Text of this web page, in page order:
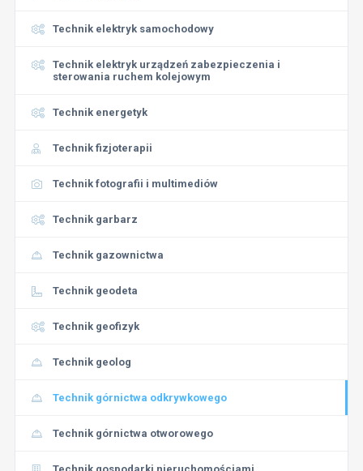
Technik elektryk samochodowy
Technik elektryk urządzeń zabezpieczenia i
sterowania ruchem kolejowym
Technik energetyk
Technik fizjoterapii
Technik fotografii i multimediów
Technik garbarz
Technik gazownictwa
Technik geodeta
Technik geofizyk
Technik geolog
Technik górnictwa odkrywkowego
Technik górnictwa otworowego